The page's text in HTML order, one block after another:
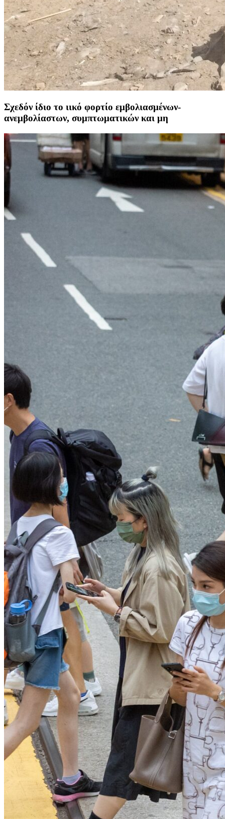
Σχεδόν ίδιο το ιικό φορτίο εμβολιασμένων-
ανεμβολίαστων, συμπτωματικών και μη